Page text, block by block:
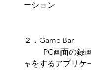
ーション
２．Game Bar
ャをするアプリケ